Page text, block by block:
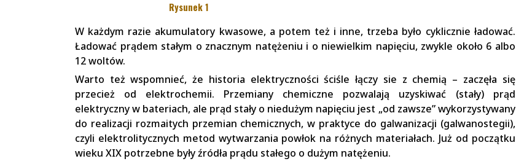
Rysunek 1
W każdym razie akumulatory kwasowe, a potem też i inne, trzeba było cyklicznie ładować.
Ładować prądem stałym o znacznym natężeniu i o niewielkim napięciu, zwykle około 6 albo
12 woltów.
Warto też wspomnieć, że historia elektryczności ściśle łączy sie z chemią – zaczęła się
przecież od elektrochemii. Przemiany chemiczne pozwalają uzyskiwać (stały) prąd
elektryczny w bateriach, ale prąd stały o niedużym napięciu jest „od zawsze” wykorzystywany
do realizacji rozmaitych przemian chemicznych, w praktyce do galwanizacji (galwanostegii),
czyli elektrolitycznych metod wytwarzania powłok na różnych materiałach. Już od początku
wieku XIX potrzebne były źródła prądu stałego o dużym natężeniu.